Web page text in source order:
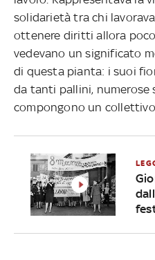
solidarietà tra chi
ottenere diritti allora
vedevano un significato
di questa pianta: i suoi
da tanti pallini, numerose
compongono un collettivo.